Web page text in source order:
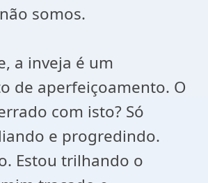
somos.
a inveja é um
de aperfeiçoamento. O
com isto? Só
e progredindo.
Estou trilhando o